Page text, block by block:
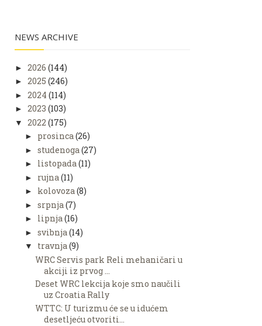
NEWS ARCHIVE
► 2026 (144)
► 2025 (246)
► 2024 (114)
► 2023 (103)
▼ 2022 (175)
► prosinca(26)
► studenoga (27)
► listopada(11)
► rujna (11)
► kolovoza(8)
► srpnja (7)
► lipnja(16)
► svibnja (14)
▼ travnja(9)
WRC Servis park Reli mehaničari u
akciji iz prvog ...
Deset WRC lekcija koje smo naučili
uz Croatia Rally
WTTC: U turizmu će se u idućem
desetljeću otvoriti...